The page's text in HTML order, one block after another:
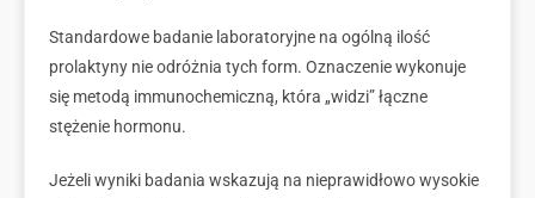
Standardowe badanie laboratoryjne na ogólną ilość
prolaktyny nie odróżnia tych form. Oznaczenie wykonuje
się metodą immunochemiczną, która „widzi” łączne
stężenie hormonu.
Jeżeli wyniki badania wskazują na nieprawidłowo wysokie